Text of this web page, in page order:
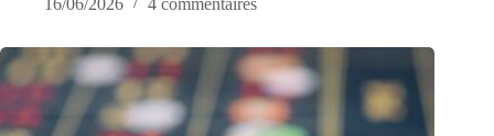
16/06/2026 4 commentaires